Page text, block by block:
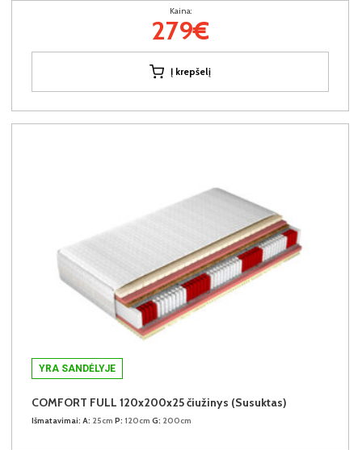
Kaina:
279€
Į krepšelį
YRA SANDĖLYJE
COMFORT FULL 120x200x25 čiužinys (Susuktas)
Išmatavimai: A: 25cm P: 120cm G: 200cm